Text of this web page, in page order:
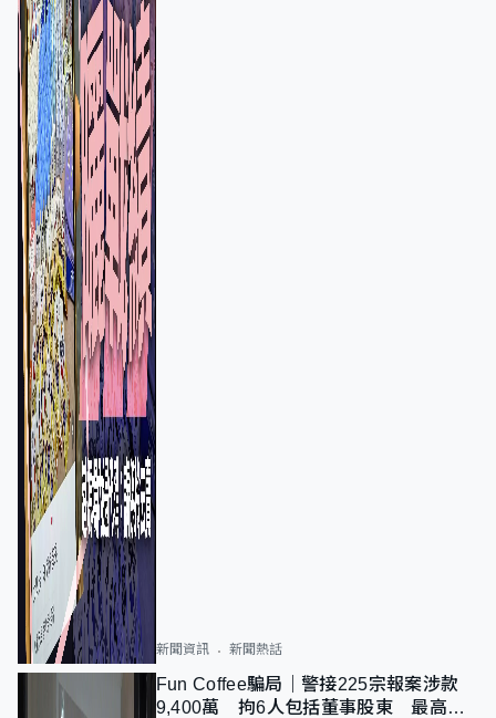
新聞資訊 新聞熱話
Fun Coffee騙局｜警接225宗報案涉款
9,400萬 拘6人包括董事股東 最高金